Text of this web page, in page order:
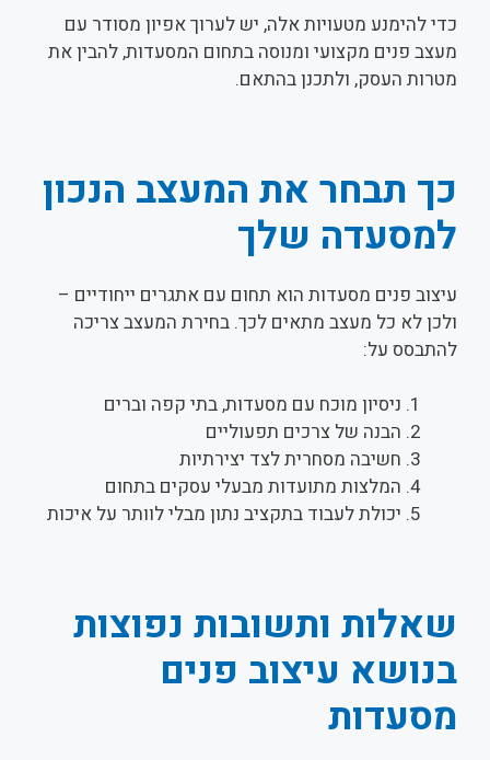
כדי להימנע מטעויות אלה, יש לערוך אפיון מסודר עם
מעצב פנים מקצועי ומנוסה בתחום המסעדות, להבין את
מטרות העסק, ולתכנן בהתאם.
כך תבחר את המעצב הנכון
למסעדה שלך
עיצוב פנים מסעדות הוא תחום עם אתגרים ייחודיים –
ולכן לא כל מעצב מתאים לכך. בחירת המעצב צריכה
להתבסס על:
ניסיון מוכח עם מסעדות, בתי קפה וברים
הבנה של צרכים תפעוליים
חשיבה מסחרית לצד יצירתיות
המלצות מתועדות מבעלי עסקים בתחום
יכולת לעבוד בתקציב נתון מבלי לוותר על איכות
שאלות ותשובות נפוצות
בנושא עיצוב פנים
מסעדות